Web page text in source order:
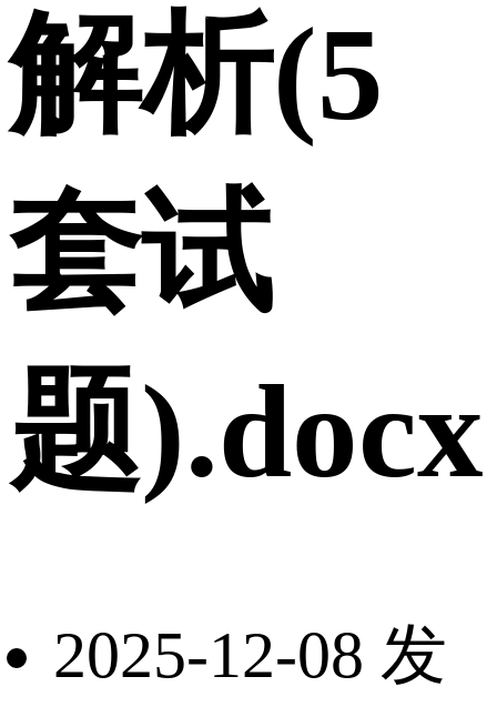
解析(5
套试
题).docx
2025-12-08 发